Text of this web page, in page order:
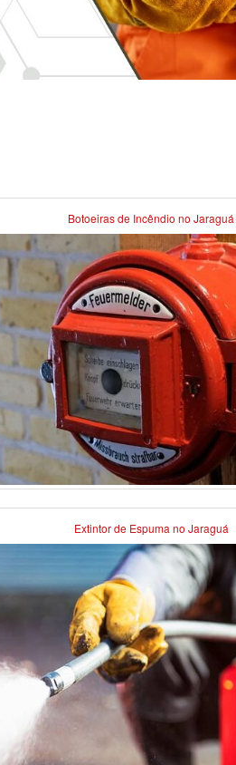
Botoeiras de Incêndio no Jaraguá
Extintor de Espuma no Jaraguá